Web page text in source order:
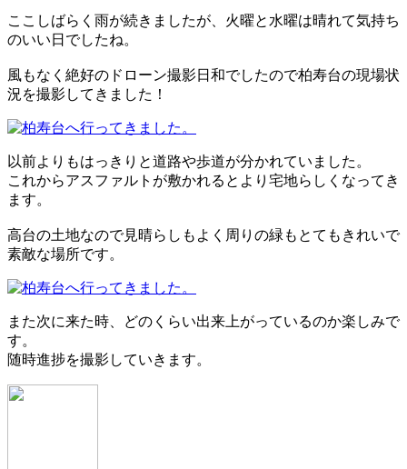
ここしばらく雨が続きましたが、火曜と水曜は晴れて気持ち
のいい日でしたね。
風もなく絶好のドローン撮影日和でしたので柏寿台の現場状
況を撮影してきました！
以前よりもはっきりと道路や歩道が分かれていました。
これからアスファルトが敷かれるとより宅地らしくなってき
ます。
高台の土地なので見晴らしもよく周りの緑もとてもきれいで
素敵な場所です。
また次に来た時、どのくらい出来上がっているのか楽しみで
す。
随時進捗を撮影していきます。